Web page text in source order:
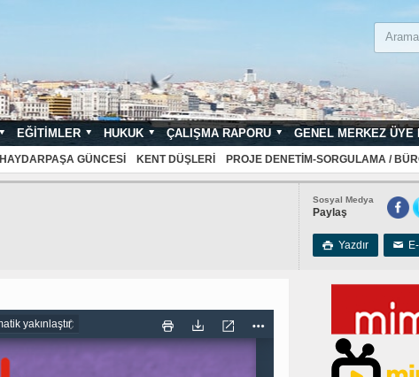
EĞITIMLER HUKUK ÇALIŞMA RAPORU GENEL MERKEZ ÜYE
HAYDARPAŞA GÜNCESI KENT DÜŞLERI PROJE DENETIM-SORGULAMA /
Sosyal Medya
Paylaş
 Yazdır ✉